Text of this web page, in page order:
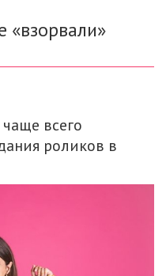
«взорвали»
всего
роликов в